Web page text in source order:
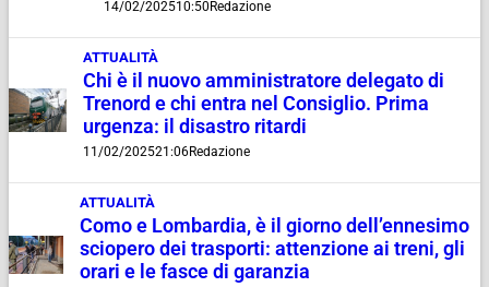
14/02/202510:50Redazione
ATTUALITÀ
Chi è il nuovo amministratore delegato di
Trenord e chi entra nel Consiglio. Prima
urgenza: il disastro ritardi
11/02/202521:06Redazione
ATTUALITÀ
Como e Lombardia, è il giorno dell’ennesimo
sciopero dei trasporti: attenzione ai treni, gli
orari e le fasce di garanzia